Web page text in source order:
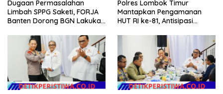
Dugaan Permasalahan
Limbah SPPG Saketi, FORJA
Banten Dorong BGN Lakukan
Polres Lombok Timur
Mantapkan Pengamanan
HUT RI ke-81, Antisipasi
Agenda Kapolri